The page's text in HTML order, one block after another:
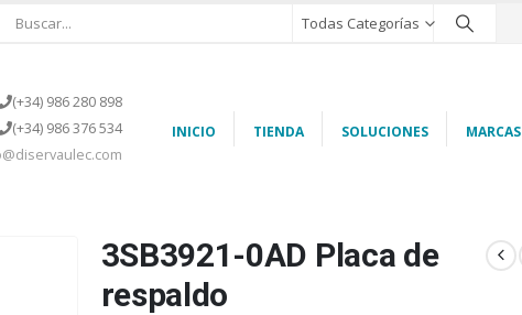
Todas Categorías
(+34) 986 280 898
(+34) 986 376 534
INICIO TIENDA SOLUCIONES MARCAS
3SB3921-0AD Placa de
respaldo